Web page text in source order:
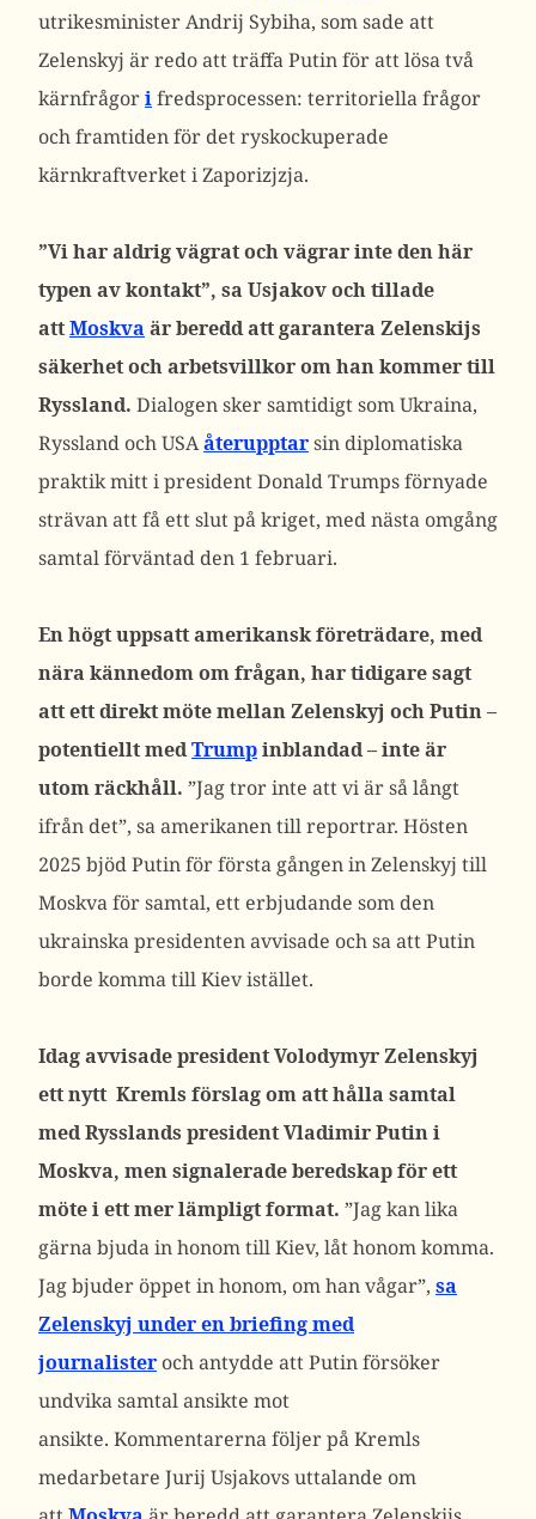
utrikesminister Andrij Sybiha, som sade att
Zelenskyj är redo att träffa Putin för att lösa två
kärnfrågorifredsprocessen: territoriella frågor
och framtiden för det ryskockuperade
kärnkraftverket i Zaporizjzja.
”Vi har aldrig vägrat och vägrar inte den här
typen av kontakt”, sa Usjakov och tillade
attMoskva är beredd att garantera Zelenskijs
säkerhet och arbetsvillkor om han kommer till
Ryssland. Dialogen sker samtidigt som Ukraina,
Ryssland och USAåterupptarsin diplomatiska
praktik mitt i president Donald Trumps förnyade
strävan att få ett slut på kriget, med nästa omgång
samtal förväntad den 1 februari.
En högt uppsatt amerikansk företrädare, med
nära kännedom om frågan, har tidigare sagt
att ett direkt möte mellan Zelenskyj och Putin –
potentiellt medTrumpinblandad – inte är
utom räckhåll. ”Jag tror inte att vi är så långt
ifrån det”, sa amerikanen till reportrar. Hösten
2025 bjöd Putin för första gången in Zelenskyj till
Moskva för samtal, ett erbjudande som den
ukrainska presidenten avvisade och sa att Putin
borde komma till Kiev istället.
Idag avvisade president Volodymyr Zelenskyj
ett nytt Kremls förslag om att hålla samtal
med Rysslands president Vladimir Putin i
Moskva, men signalerade beredskap för ett
möte i ett mer lämpligt format. ”Jag kan lika
gärna bjuda in honom till Kiev, låt honom komma.
Jag bjuder öppet in honom, om han vågar”, sa
Zelenskyj under en briefing med
journalister och antydde att Putin försöker
undvika samtal ansikte mot
ansikte. Kommentarerna följer på Kremls
medarbetare Jurij Usjakovs uttalande om